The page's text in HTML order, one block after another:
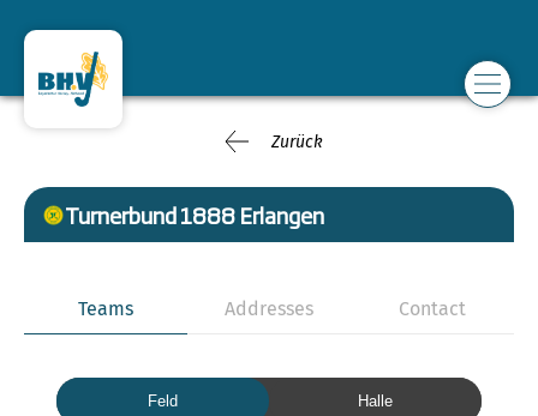
Zurück
Turnerbund 1888 Erlangen
Teams Addresses Contact
Feld Halle